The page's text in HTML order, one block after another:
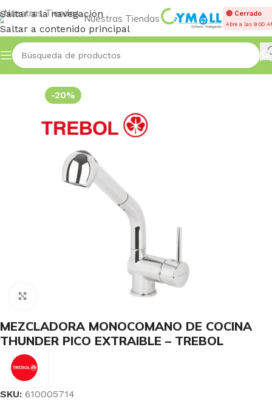
Saltar a la navegación
Saltar a contenido principal
Nuestras Tiendas 🔴 Cerrado
Abre a las 9:00
Inicio Accessories
-20%
Haga Click para agrandar
MEZCLADORA MONOCOMANO DE COCINA
THUNDER PICO EXTRAIBLE – TREBOL
SKU: 610005714